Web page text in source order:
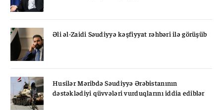
Əli əl-Zaidi Səudiyyə kəşfiyyat rəhbəri ilə görüşüb
Husilər Məribdə Səudiyyə Ərəbistanının
dəstəklədiyi qüvvələri vurduqlarını iddia ediblər